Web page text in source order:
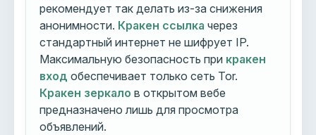
рекомендует так делать из-за снижения
анонимности. Кракен ссылка через
стандартный интернет не шифрует IP.
Максимальную безопасность при кракен
вход обеспечивает только сеть Tor.
Кракен зеркало в открытом вебе
предназначено лишь для просмотра
объявлений.